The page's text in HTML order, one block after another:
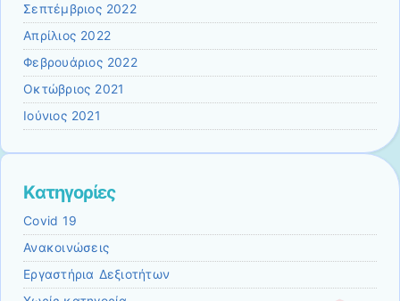
Σεπτέμβριος 2022
Απρίλιος 2022
Φεβρουάριος 2022
Οκτώβριος 2021
Ιούνιος 2021
Kατηγορίες
Covid 19
Ανακοινώσεις
Εργαστήρια Δεξιοτήτων